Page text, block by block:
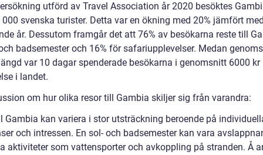
utförd av Travel Association år 2020 besöktes
svenska turister. Detta var en ökning med 20% jämfört
år. Dessutom framgår det att 76% av besökarna reste till
badsemester och 16% för safariupplevelser. Medan
var 10 dagar spenderade besökarna i genomsnitt 6000 kr
i landet.
om hur olika resor till Gambia skiljer sig från varandra:
Gambia kan variera i stor utsträckning beroende på
och intressen. En sol- och badsemester kan vara
aktiviteter som vattensporter och avkoppling på stranden. Å